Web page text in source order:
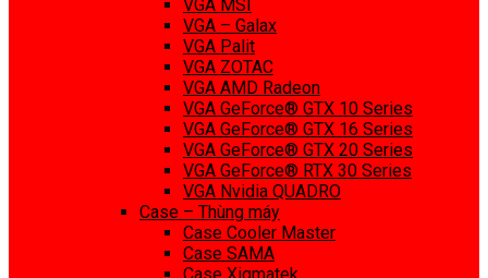
VGA MSI
VGA – Galax
VGA Palit
VGA ZOTAC
VGA AMD Radeon
VGA GeForce® GTX 10 Series
VGA GeForce® GTX 16 Series
VGA GeForce® GTX 20 Series
VGA GeForce® RTX 30 Series
VGA Nvidia QUADRO
Case – Thùng máy
Case Cooler Master
Case SAMA